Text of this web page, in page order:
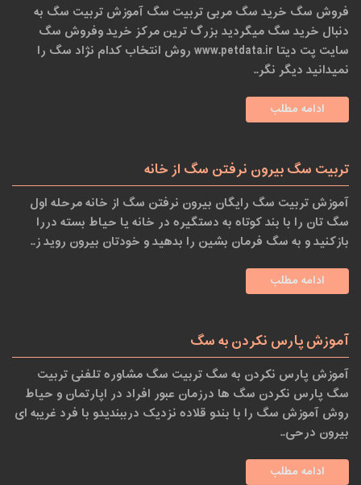
فروش سگ خرید سگ مربی تربیت سگ آموزش تربیت سگ به
دنبال خرید سگ میگردید بزرگ ترین مرکز خرید وفروش سگ
سایت پت دیتا www.petdata.ir روش انتخاب کدام نژاد سگ را
نمیدانید دیگر نگر..
ادامه مطلب
تربیت سگ بیرون نرفتن سگ از خانه
آموزش تربیت سگ رایگان بیرون نرفتن سگ از خانه مرحله اول
سگ تان را با بند کوتاه به دستگیره در خانه یا حیاط بسته دررا
بازکنید و به سگ فرمان بشین را بدهید و خودتان بیرون روید ز..
ادامه مطلب
آموزش پارس نکردن به سگ
آموزش پارس نکردن به سگ تربیت سگ مشاوره تلفنی تربیت
سگ پارس نکردن سگ ها درزمان عبور افراد در اپارتمان و حیاط
روش آموزش سگ را با بندو ‏قلاده نزدیک درببندیدو با فرد غریبه ای
بیرون درحی..
ادامه مطلب